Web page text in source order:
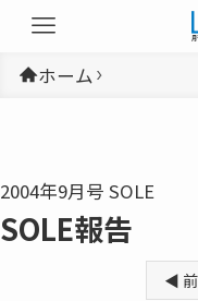
ホーム
2004年9月号 SOLE
SOLE報告
◀